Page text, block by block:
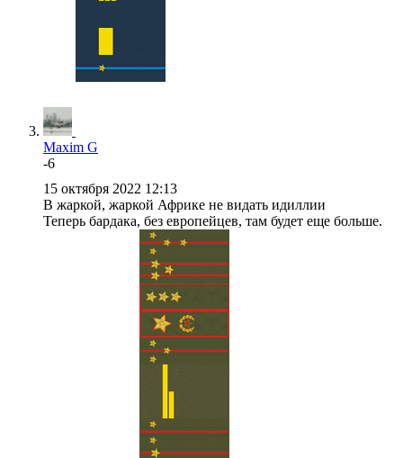
Maxim G
-6
15 октября 2022 12:13
В жаркой, жаркой Африке не видать идиллии
Теперь бардака, без европейцев, там будет еще больше.